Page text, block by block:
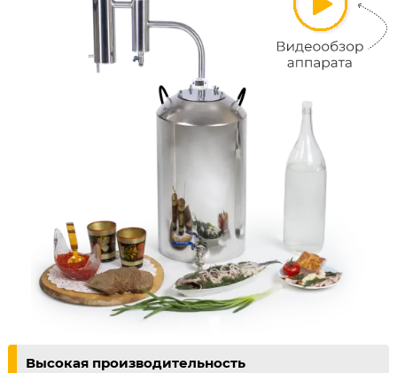
Высокая производительность